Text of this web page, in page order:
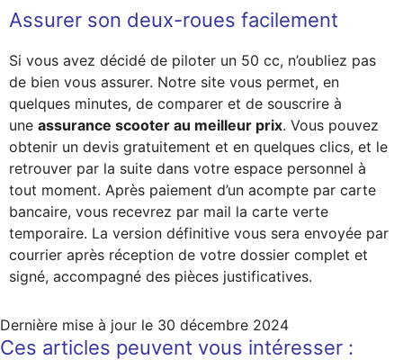
Assurer son deux-roues facilement
Si vous avez décidé de piloter un 50 cc, n’oubliez pas
de bien vous assurer. Notre site vous permet, en
quelques minutes, de comparer et de souscrire à
une assurance scooter au meilleur prix. Vous pouvez
obtenir un devis gratuitement et en quelques clics, et le
retrouver par la suite dans votre espace personnel à
tout moment. Après paiement d’un acompte par carte
bancaire, vous recevrez par mail la carte verte
temporaire. La version définitive vous sera envoyée par
courrier après réception de votre dossier complet et
signé, accompagné des pièces justificatives.
Dernière mise à jour le 30 décembre 2024
Ces articles peuvent vous intéresser :